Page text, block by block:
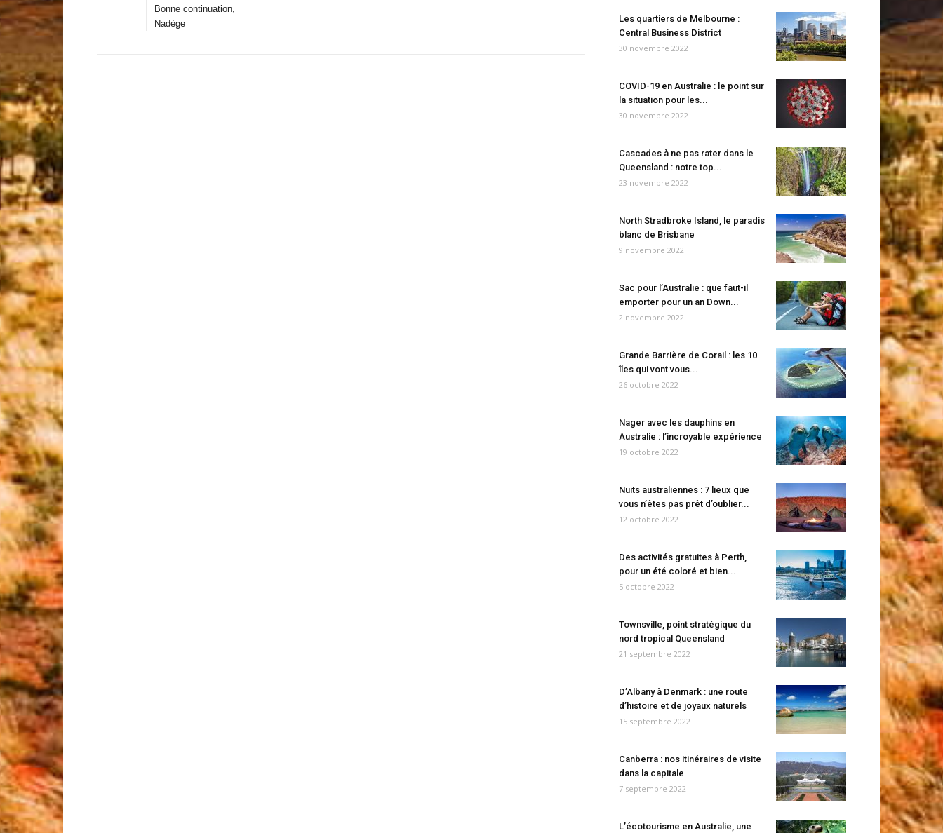
Bonne continuation,
Nadège
Les quartiers de Melbourne :
Central Business District
30 novembre 2022
COVID-19 en Australie : le point sur
la situation pour les...
30 novembre 2022
Cascades à ne pas rater dans le
Queensland : notre top...
23 novembre 2022
North Stradbroke Island, le paradis
blanc de Brisbane
9 novembre 2022
Sac pour l’Australie : que faut-il
emporter pour un an Down...
2 novembre 2022
Grande Barrière de Corail : les 10
îles qui vont vous...
26 octobre 2022
Nager avec les dauphins en
Australie : l’incroyable expérience
19 octobre 2022
Nuits australiennes : 7 lieux que
vous n’êtes pas prêt d’oublier...
12 octobre 2022
Des activités gratuites à Perth,
pour un été coloré et bien...
5 octobre 2022
Townsville, point stratégique du
nord tropical Queensland
21 septembre 2022
D’Albany à Denmark : une route
d’histoire et de joyaux naturels
15 septembre 2022
Canberra : nos itinéraires de visite
dans la capitale
7 septembre 2022
L’écotourisme en Australie, une